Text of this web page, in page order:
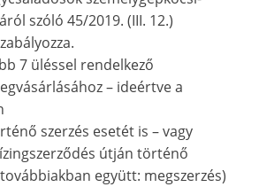
szóló 45/2019. (III. 12.)
7 üléssel rendelkező
– ideértve a
szerzés esetét is – vagy
útján történő
együtt: megszerzés)